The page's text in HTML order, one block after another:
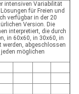
intensiven Variabilität
für Freien und
verfügbar in der 20
Version. Die
interpretiert, die durch
in 60x60, in 30x60, in
abgeschlossen
möglichen